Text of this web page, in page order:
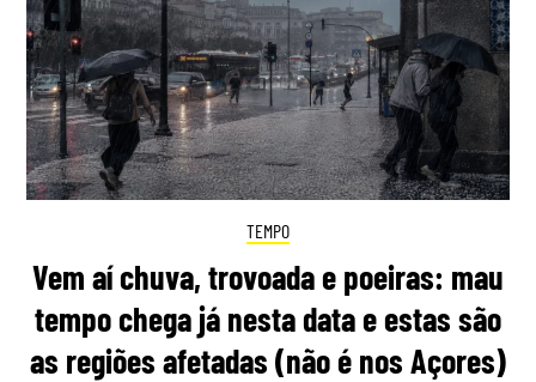
TEMPO
Vem aí chuva, trovoada e poeiras: mau
tempo chega já nesta data e estas são
as regiões afetadas (não é nos Açores)